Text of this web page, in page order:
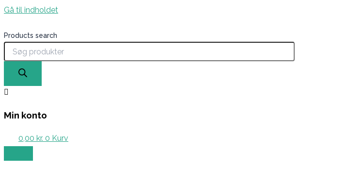
Gå til indholdet
Products search
Min konto
0,00 kr. 0 Kurv